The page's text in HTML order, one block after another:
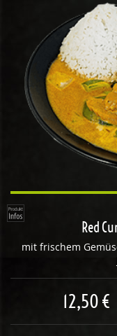
Red
mit frischem
12,50 €